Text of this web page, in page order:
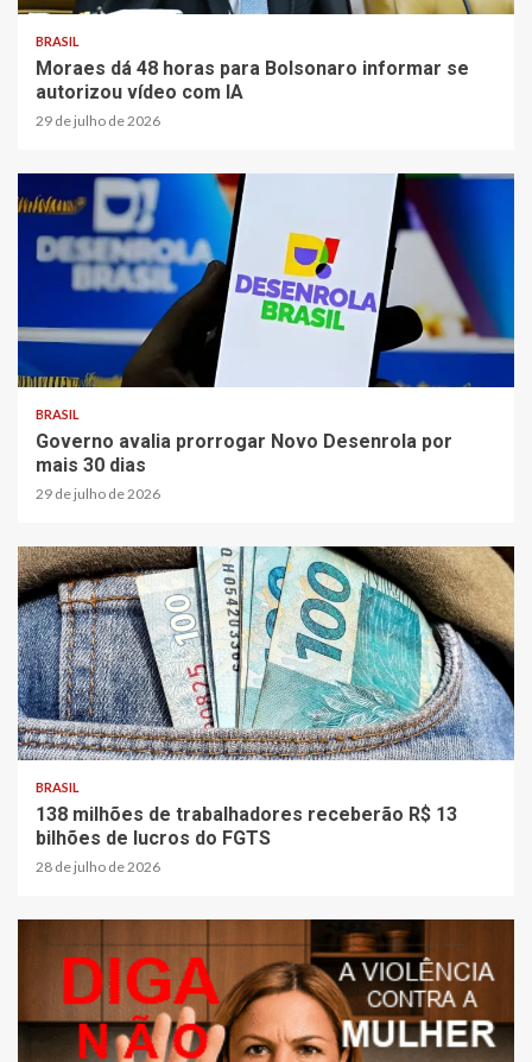
BRASIL
Moraes dá 48 horas para Bolsonaro informar se
autorizou vídeo com IA
29 de julho de 2026
BRASIL
Governo avalia prorrogar Novo Desenrola por
mais 30 dias
29 de julho de 2026
BRASIL
138 milhões de trabalhadores receberão R$ 13
bilhões de lucros do FGTS
28 de julho de 2026